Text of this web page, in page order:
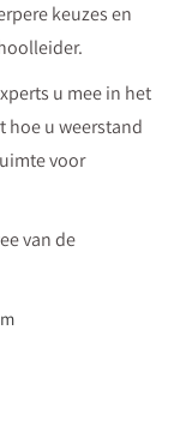
keuzes en
u mee in het
hoe u weerstand
voor
van de